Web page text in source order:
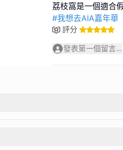
#我想去AIA嘉年華
評分
發表第一個留言...